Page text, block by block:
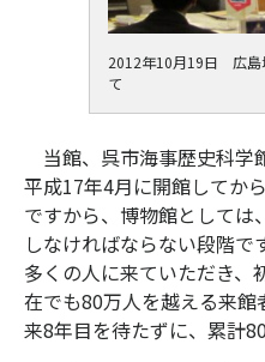
2012年10月19日 広島
て
当館、呉市海事歴史科学
平成17年4月に開館してか
ですから、博物館としては
しなければならない段階
多くの人に来ていただき、
在でも80万人を越える来
来8年目を待たずに、累計